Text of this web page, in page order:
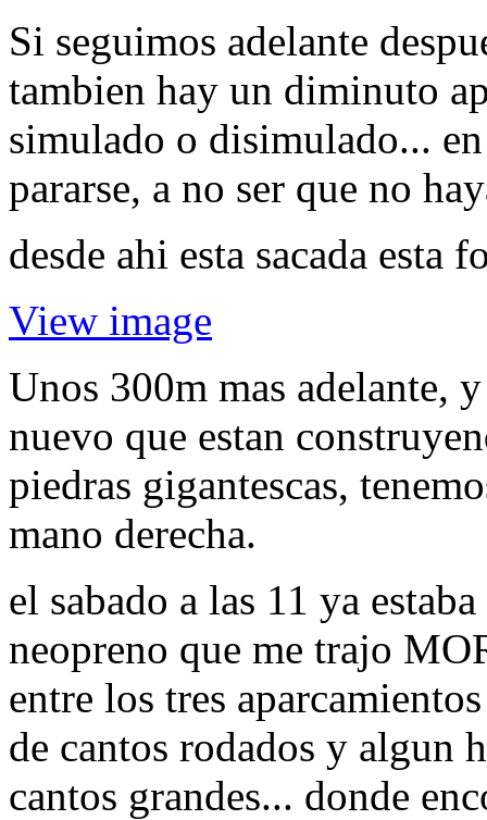
Si seguimos adelante
tambien hay un diminuto
simulado o disimulado...
pararse, a no ser que no
desde ahi esta sacada esta
View image
Unos 300m mas adelante,
nuevo que estan
piedras gigantescas,
mano derecha.
el sabado a las 11 ya
neopreno que me trajo
entre los tres
de cantos rodados y algun
cantos grandes... donde